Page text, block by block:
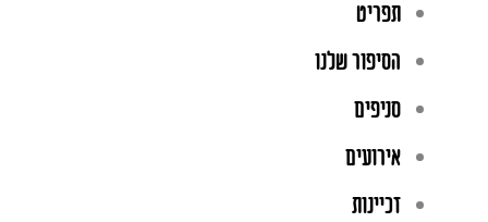
תפריט
הסיפור שלנו
סניפים
אירועים
זכיינות